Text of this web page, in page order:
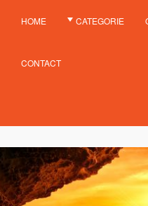
HOME CATEGORIE
CONTACT